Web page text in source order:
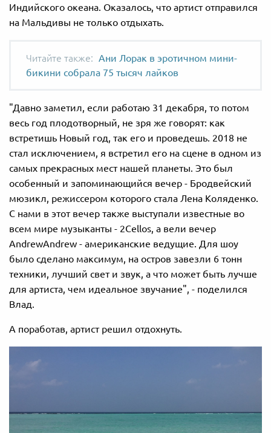
Индийского океана. Оказалось, что артист отправился
на Мальдивы не только отдыхать.
Ани Лорак в эротичном мини-
бикини собрала 75 тысяч лайков
"Давно заметил, если работаю 31 декабря, то потом
весь год плодотворный, не зря же говорят: как
встретишь Новый год, так его и проведешь. 2018 не
стал исключением, я встретил его на сцене в одном из
самых прекрасных мест нашей планеты. Это был
особенный и запоминающийся вечер - Бродвейский
мюзикл, режиссером которого стала Лена Коляденко.
С нами в этот вечер также выступали известные во
всем мире музыканты - 2Cellos, а вели вечер
AndrewAndrew - американские ведущие. Для шоу
было сделано максимум, на остров завезли 6 тонн
техники, лучший свет и звук, а что может быть лучше
для артиста, чем идеальное звучание", - поделился
Влад.
А поработав, артист решил отдохнуть.